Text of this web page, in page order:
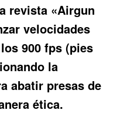
revista «Airgun
velocidades
900 fps (pies
la
abatir presas de
ética.